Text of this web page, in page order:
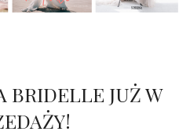
BRIDELLE JUŻ W